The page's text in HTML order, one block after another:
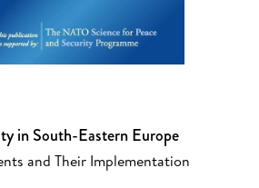
in South-Eastern Europe
and Their Implementation